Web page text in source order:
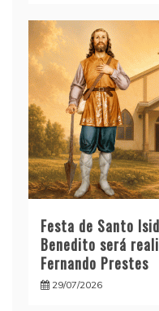
Festa de Santo
Benedito será
Fernando Prestes
29/07/2026